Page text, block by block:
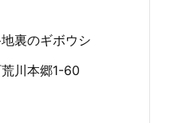
裏のギボウシ
川本郷1-60